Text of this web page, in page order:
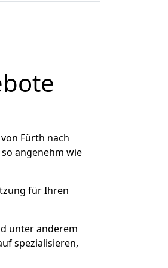
Fürth nach
angenehm wie
für Ihren
unter anderem
spezialisieren,